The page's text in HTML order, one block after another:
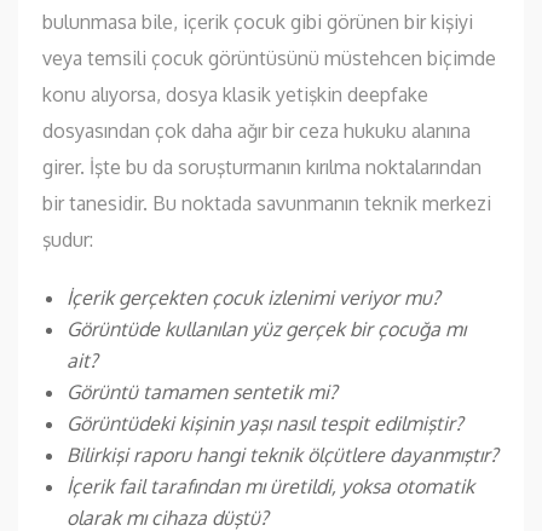
bulunmasa bile, içerik çocuk gibi görünen bir kişiyi
veya temsili çocuk görüntüsünü müstehcen biçimde
konu alıyorsa, dosya klasik yetişkin deepfake
dosyasından çok daha ağır bir ceza hukuku alanına
girer. İşte bu da soruşturmanın kırılma noktalarından
bir tanesidir. Bu noktada savunmanın teknik merkezi
şudur:
İçerik gerçekten çocuk izlenimi veriyor mu?
Görüntüde kullanılan yüz gerçek bir çocuğa mı
ait?
Görüntü tamamen sentetik mi?
Görüntüdeki kişinin yaşı nasıl tespit edilmiştir?
Bilirkişi raporu hangi teknik ölçütlere dayanmıştır?
İçerik fail tarafından mı üretildi, yoksa otomatik
olarak mı cihaza düştü?